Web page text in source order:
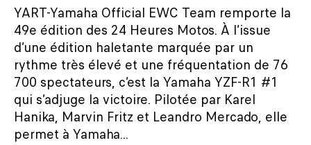
YART-Yamaha Official EWC Team remporte la
49e édition des 24 Heures Motos. À l’issue
d’une édition haletante marquée par un
rythme très élevé et une fréquentation de 76
700 spectateurs, c’est la Yamaha YZF-R1 #1
qui s’adjuge la victoire. Pilotée par Karel
Hanika, Marvin Fritz et Leandro Mercado, elle
permet à Yamaha...